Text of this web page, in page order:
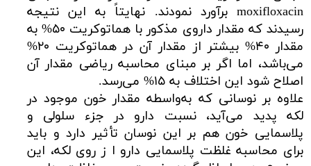
moxifloxacin برآورد نمودند. نهایتاً به این نتیجه
رسیدند که مقدار داروی مذکور با هماتوکریت ۵۰% به
مقدار ۴۰% بیشتر از مقدار آن در هماتوکریت ۲۰%
می‌باشد، اما اگر بر مبنای محاسبه ریاضی مقدار آن
اصلاح شود این اختلاف به ۱۵% می‌رسد.
علاوه بر نوسانی که به‌واسطه مقدار خون موجود در
لکه پدید می‌آید، نسبت دارو در جزء سلولی و
پلاسمایی خون هم بر این نوسان تأثیر دارد و باید
برای محاسبه غلظت پلاسمایی دارو ا ز روی لکه، این